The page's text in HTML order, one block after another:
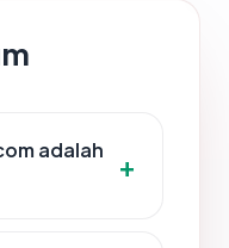
adalah